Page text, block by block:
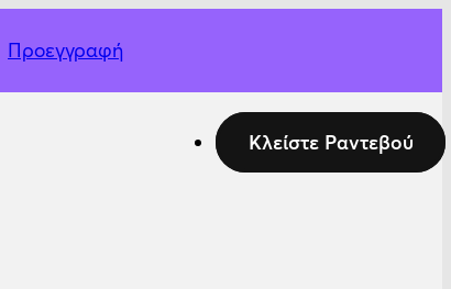
Προεγγραφή
Κλείστε Ραντεβού